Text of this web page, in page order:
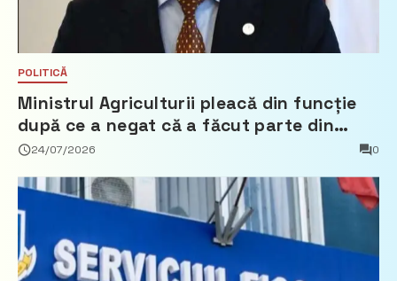
POLITICĂ
Ministrul Agriculturii pleacă din funcție
după ce a negat că a făcut parte din
Partidul Democrat
24/07/2026 0